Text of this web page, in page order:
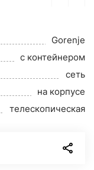
Gorenje
с контейнером
сеть
на корпусе
телескопическая